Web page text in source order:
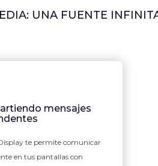
UNA FUENTE
mensajes
te permite comunicar
en tus pantallas con